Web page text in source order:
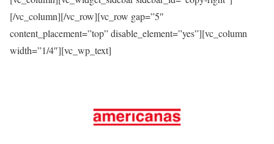
[/vc_column][/vc_row][vc_row gap=”5″
content_placement=”top” disable_element=”yes”][vc_column
width=”1/4″][vc_wp_text]